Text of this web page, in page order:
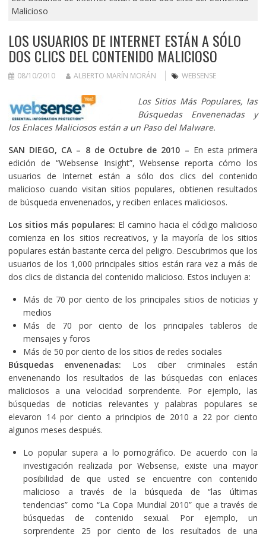
Malicioso
LOS USUARIOS DE INTERNET ESTÁN A SÓLO
DOS CLICS DEL CONTENIDO MALICIOSO
08/10/2010 ALBERTO MARÍN MORÁN WEBSENSE
Los Sitios Más Populares, las
Búsquedas Envenenadas y
los Enlaces Maliciosos están a un Paso del Malware.
SAN DIEGO, CA – 8 de Octubre de 2010 – En esta primera
edición de “Websense Insight”, Websense reporta cómo los
usuarios de Internet están a sólo dos clics del contenido
malicioso cuando visitan sitios populares, obtienen resultados
de búsqueda envenenados, y reciben enlaces maliciosos.
Los sitios más populares: El camino hacia el código malicioso
comienza en los sitios recreativos, y la mayoría de los sitios
populares están bastante cerca del peligro. Descubrimos que los
usuarios de los 1,000 principales sitios están rara vez a más de
dos clics de distancia del contenido malicioso. Estos incluyen a:
Más de 70 por ciento de los principales sitios de noticias y
medios
Más de 70 por ciento de los principales tableros de
mensajes y foros
Más de 50 por ciento de los sitios de redes sociales
Búsquedas envenenadas: Los ciber criminales están
envenenando los resultados de las búsquedas con enlaces
maliciosos a una velocidad sorprendente. Por ejemplo, las
búsquedas de noticias relevantes y palabras populares se
elevaron 14 por ciento a principios de 2010 a 22 por ciento
algunos meses después.
Lo popular supera a lo pornográfico. De acuerdo con la
investigación realizada por Websense, existe una mayor
posibilidad de que usted se encuentre con contenido
malicioso a través de la búsqueda de “las últimas
tendencias” como “La Copa Mundial 2010” que a través de
búsquedas de contenido sexual. Por ejemplo, un
sorprendente 25 por ciento de los resultados de una